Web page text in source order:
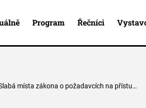
Program Řečníci
Slabá místa zákona o požadavcích na přístupnost některých výrobků a služeb